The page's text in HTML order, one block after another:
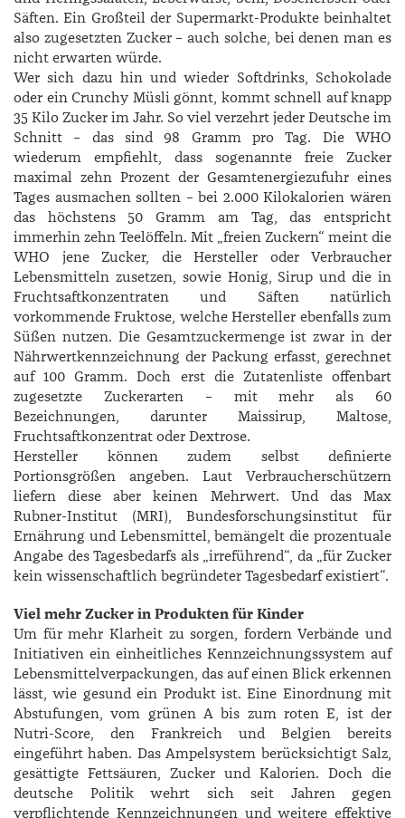
Säften. Ein Großteil der Supermarkt-­Produkte beinhaltet
also zugesetzten Zucker – auch solche, bei denen man es
nicht erwarten würde.
Wer sich dazu hin und wieder Softdrinks, Schokolade
oder ein Crunchy Müsli gönnt, kommt schnell auf knapp
35 Kilo Zucker im Jahr. So viel verzehrt jeder Deutsche im
Schnitt – das sind 98 Gramm pro Tag. Die WHO
wiederum empfiehlt, dass sogenannte freie Zucker
maximal zehn Prozent der Gesamt­energiezufuhr eines
Tages ausmachen sollten – bei 2.000 Kilokalorien wären
das höchstens 50 Gramm am Tag, das entspricht
immerhin zehn Teelöffeln. Mit „freien Zuckern“ meint die
WHO jene Zucker, die Hersteller oder Verbraucher
Lebensmitteln zusetzen, sowie Honig, Sirup und die in
Fruchtsaftkonzentraten und Säften natürlich
vorkommende Fruktose, welche Hersteller ebenfalls zum
Süßen nutzen. Die Gesamtzuckermenge ist zwar in der
Nährwertkennzeichnung der Packung erfasst, gerechnet
auf 100 Gramm. Doch erst die Zutatenliste offenbart
zugesetzte Zuckerarten – mit mehr als 60
Bezeichnungen, da­runter Maissirup, Maltose,
Fruchtsaftkonzentrat oder Dextrose.
Hersteller können zudem selbst definierte
Portionsgrößen angeben. Laut Verbraucherschützern
liefern diese aber keinen Mehrwert. Und das Max
Rubner-­Institut (MRI), Bundesforschungsinstitut für
Ernährung und Lebensmittel, bemängelt die prozentuale
Angabe des Tagesbedarfs als „irreführend“, da „für Zucker
kein wissenschaftlich begründeter Tagesbedarf existiert“.
Viel mehr Zucker in Produkten für Kinder
Um für mehr Klarheit zu sorgen, fordern Verbände und
Initiativen ein einheitliches Kennzeichnungssystem auf
Lebensmittelverpackungen, das auf einen Blick erkennen
lässt, wie gesund ein Produkt ist. Eine Einordnung mit
Abstufungen, vom grünen A bis zum roten E, ist der
Nutri-Score, den Frankreich und Belgien bereits
eingeführt haben. Das Ampelsystem berücksichtigt Salz,
gesättigte Fettsäuren, Zucker und Kalorien. Doch die
deutsche Politik wehrt sich seit Jahren gegen
verpflichtende Kennzeichnungen und weitere effektive